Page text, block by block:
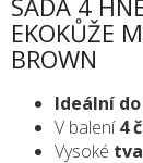
EKOKŮŽE
BROWN
Ideální
V balení4
Vysoké